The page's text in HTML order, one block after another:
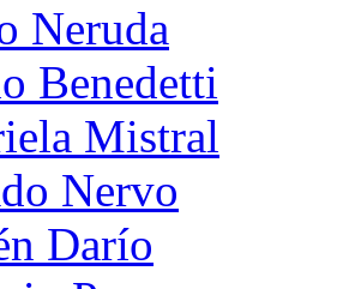
Neruda
Benedetti
Mistral
Nervo
Darío